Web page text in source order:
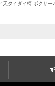
タイダイ柄 ボクサ